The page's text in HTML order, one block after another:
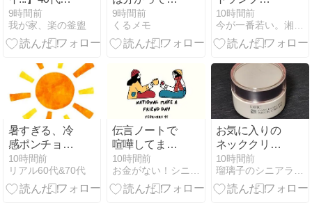
性会員が経験
した初デート
での悲惨なエ
が痛くなりま
した... -
YouTube
9時間前
我が家、楽の釜盥
も、予定はな
し
9時間前
くるメモ
TACOトレー
ド再び
10時間前
今が一番若い。湘南で楽しむ100年ライフ後半戦
暑すぎる、冷
感ポンチョ欲
しい
10時間前
リアル60代&70代
伝言ノートで
喧嘩してま
す？
10時間前
お金がない！シニアの適当な暮らし
お気に入りの
ネッククリー
ムを買うかど
うか迷う
（DHCコンセ
10時間前
瑠璃子のシニアライフブログ・マイペースでいこう！